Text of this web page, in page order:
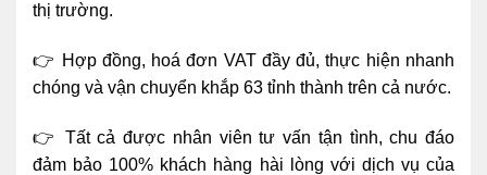
thị trường.
👉 Hợp đồng, hoá đơn VAT đầy đủ, thực hiện nhanh
chóng và vận chuyển khắp 63 tỉnh thành trên cả nước.
👉 Tất cả được nhân viên tư vấn tận tình, chu đáo
đảm bảo 100% khách hàng hài lòng với dịch vụ của